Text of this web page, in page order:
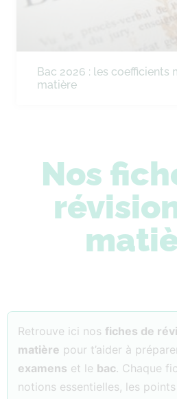
Bac 2026 : les coefficients
matière
Nos
Retrouve ici nos fiches de
matière pour t’aider à
examens et le bac. Chaque
notions essentielles, les